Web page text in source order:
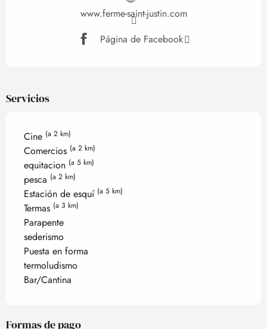
www.ferme-saint-justin.com
Página de Facebook
Servicios
Cine (a 2 km)
Comercios (a 2 km)
equitacion (a 5 km)
pesca (a 2 km)
Estación de esquí (a 5 km)
Termas (a 3 km)
Parapente
sederismo
Puesta en forma
termoludismo
Bar/Cantina
Formas de pago